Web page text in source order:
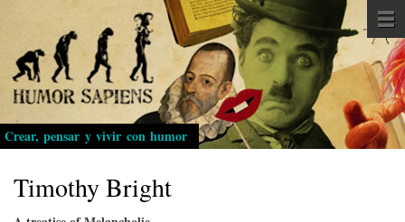
Pasar
al
contenido
principal
Crear, pensar y vivir con humor
Timothy Bright